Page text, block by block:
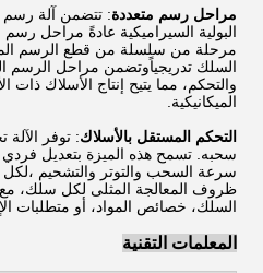
مراحل رسم متعددة: تتضمن آلة رسم
البولية السيراميكية عادةً مراحل
مرحلة من سلسلة من قطع الرسم
السلك تدريجياًوتضمن مراحل الرسم
والتحكم، مما يتيح إنتاج الأسلاك ذات
الميكانيكية.
التحكم المستقل بالأسلاك: توفر
سحبه. تسمح هذه الميزة بتعديل
سرعة السحب والتوتر والتشحيم
ظروف المعالجة المثلى لكل سلك، مع
السلك، خصائص المواد، أو متطلبات
المعلمات التقنية